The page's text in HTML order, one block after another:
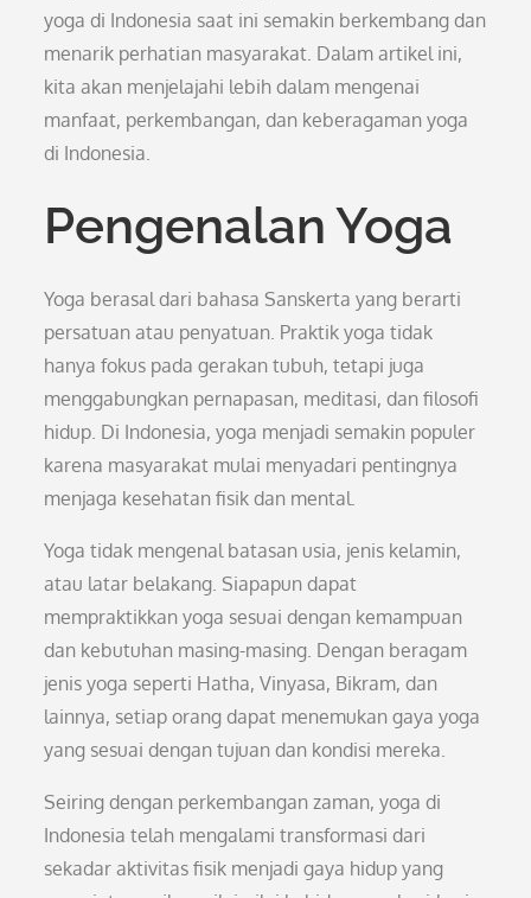
yoga di Indonesia saat ini semakin berkembang dan
menarik perhatian masyarakat. Dalam artikel ini,
kita akan menjelajahi lebih dalam mengenai
manfaat, perkembangan, dan keberagaman yoga
di Indonesia.
Pengenalan Yoga
Yoga berasal dari bahasa Sanskerta yang berarti
persatuan atau penyatuan. Praktik yoga tidak
hanya fokus pada gerakan tubuh, tetapi juga
menggabungkan pernapasan, meditasi, dan filosofi
hidup. Di Indonesia, yoga menjadi semakin populer
karena masyarakat mulai menyadari pentingnya
menjaga kesehatan fisik dan mental.
Yoga tidak mengenal batasan usia, jenis kelamin,
atau latar belakang. Siapapun dapat
mempraktikkan yoga sesuai dengan kemampuan
dan kebutuhan masing-masing. Dengan beragam
jenis yoga seperti Hatha, Vinyasa, Bikram, dan
lainnya, setiap orang dapat menemukan gaya yoga
yang sesuai dengan tujuan dan kondisi mereka.
Seiring dengan perkembangan zaman, yoga di
Indonesia telah mengalami transformasi dari
sekadar aktivitas fisik menjadi gaya hidup yang